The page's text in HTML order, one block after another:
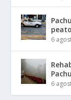
6
6